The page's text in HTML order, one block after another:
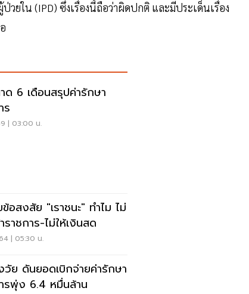
วยใน (IPD) ซึ่งเรื่องนี้ถือว่าผิดปกติ และมีประเด็นเรื่อง
ด 6 เดือนสรุปค่ารักษา
ร
| 03:00 น.
อสงสัย "เราชนะ" ทำไม ไม่
ราชการ-ไม่ให้เงินสด
| 05:30 น.
ย ดันยอดเบิกจ่ายค่ารักษา
รพุ่ง 6.4 หมื่นล้าน